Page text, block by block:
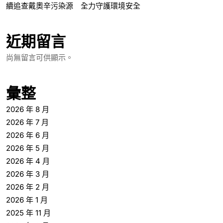
續追查戴奧辛污染源 全力守護環境安全
近期留言
尚無留言可供顯示。
彙整
2026 年 8 月
2026 年 7 月
2026 年 6 月
2026 年 5 月
2026 年 4 月
2026 年 3 月
2026 年 2 月
2026 年 1 月
2025 年 11 月